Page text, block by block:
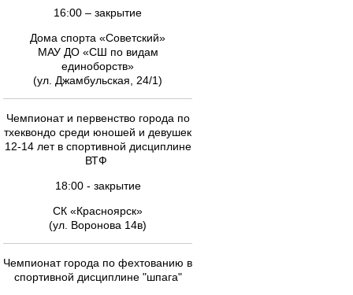
16:00 – закрытие
Дома спорта «Советский»
МАУ ДО «СШ по видам
единоборств»
(ул. Джамбульская, 24/1)
Чемпионат и первенство города по
тхеквондо среди юношей и девушек
12-14 лет в спортивной дисциплине
ВТФ
18:00 - закрытие
СК «Красноярск»
(ул. Воронова 14в)
Чемпионат города по фехтованию в
спортивной дисциплине "шпага"